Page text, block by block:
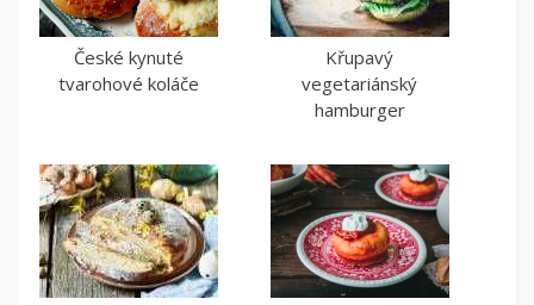
České kynuté
tvarohové koláče
Křupavý
vegetariánský
hamburger